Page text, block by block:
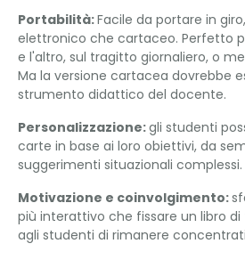
Portabilità:Facile da portare in
elettronico che cartaceo. Perfetto
e l'altro, sul tragitto giornaliero, o
Ma la versione cartacea dovrebbe
strumento didattico del docente.
Personalizzazione:gli studenti
carte in base ai loro obiettivi, da
suggerimenti situazionali complessi.
Motivazione e coinvolgimento:
più interattivo che fissare un libro
agli studenti di rimanere